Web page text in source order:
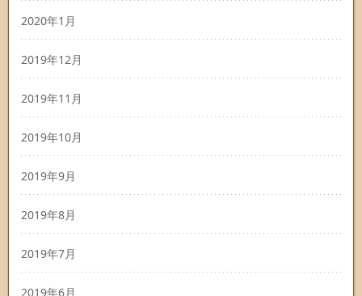
2020年1月
2019年12月
2019年11月
2019年10月
2019年9月
2019年8月
2019年7月
2019年6月